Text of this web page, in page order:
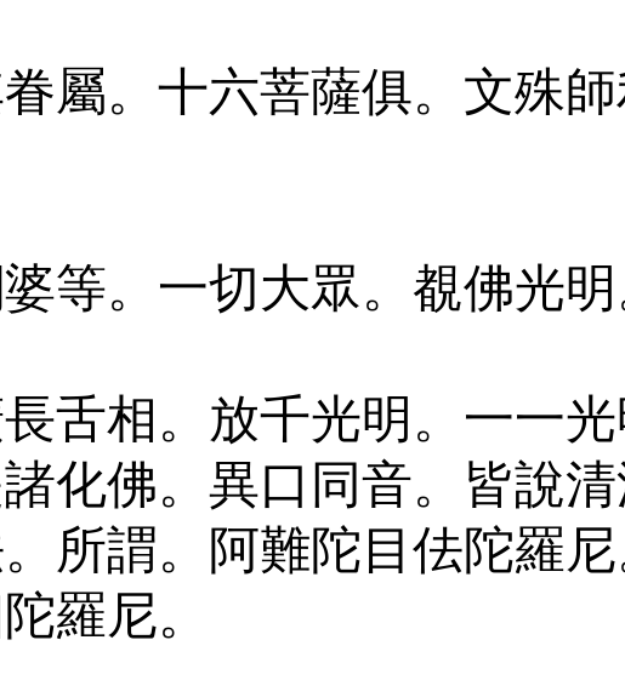
屬。十六菩薩俱。文殊
等。一切大眾。覩佛光明
舌相。放千光明。一一光
化佛。異口同音。皆說
所謂。阿難陀目佉陀羅
羅尼。